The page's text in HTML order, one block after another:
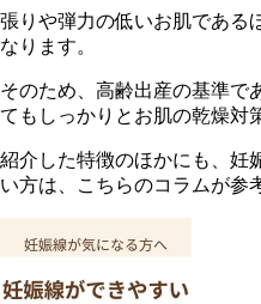
張りや弾力の低いお肌である
なります。
そのため、高齢出産の基準で
てもしっかりとお肌の乾燥対
紹介した特徴のほかにも、妊
い方は、こちらのコラムが参